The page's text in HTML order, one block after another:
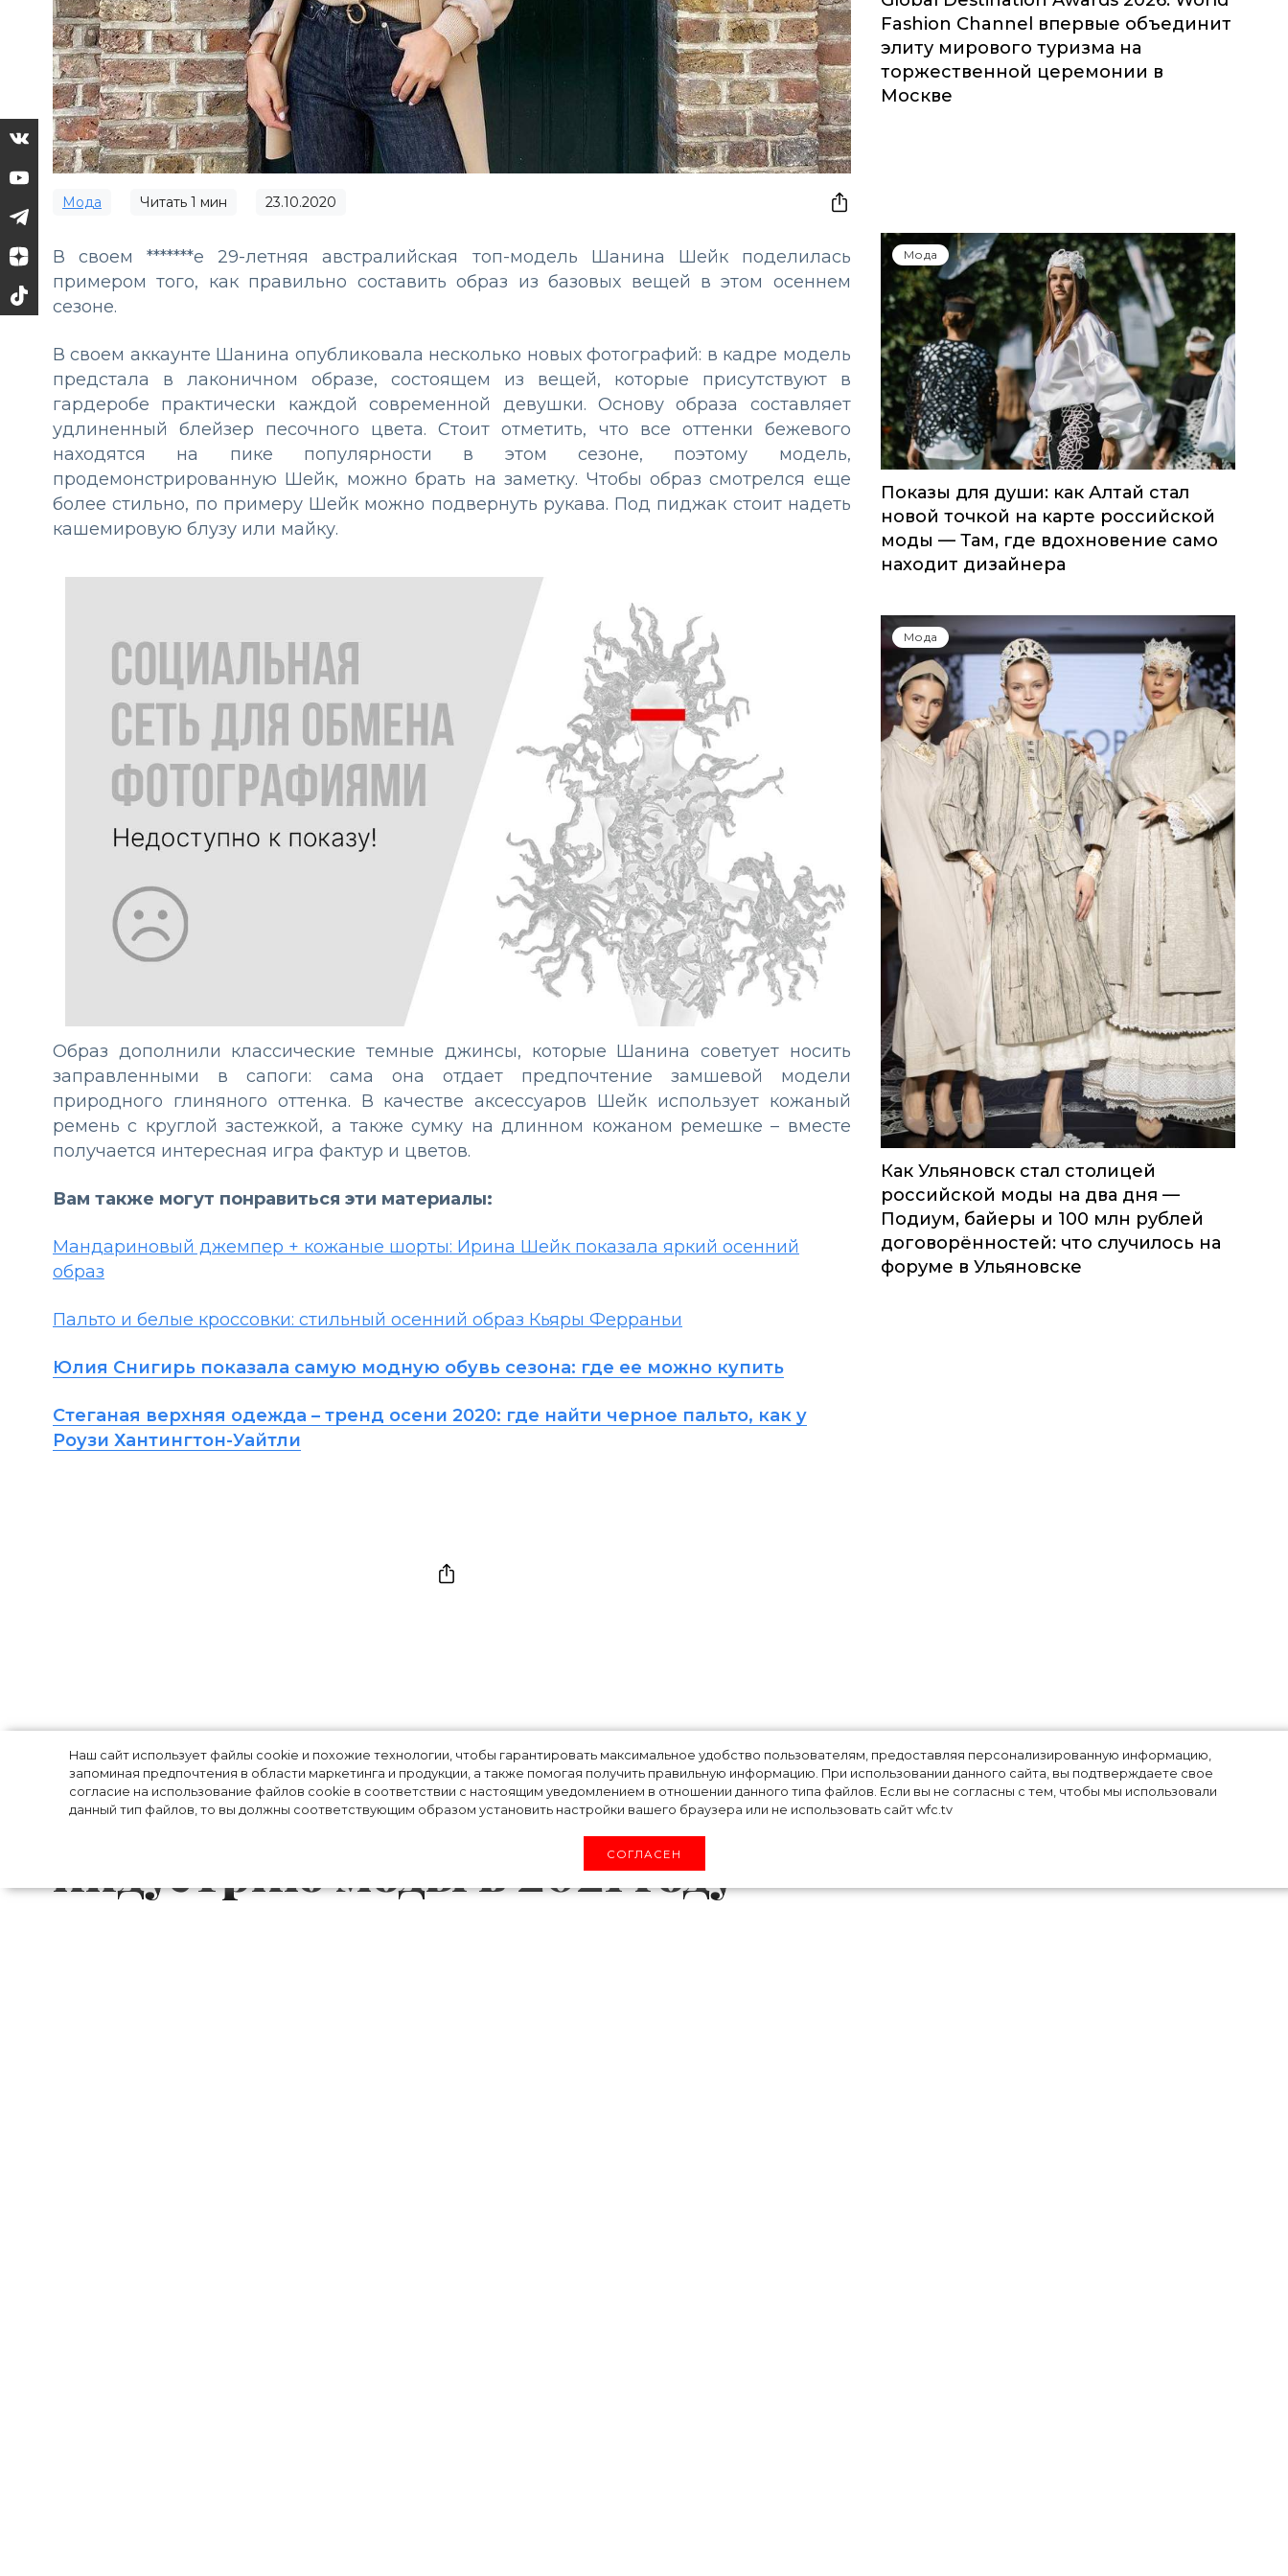
Наш сайт использует файлы cookie и похожие технологии, чтобы гарантировать максимальное удобство пользователям, предоставляя персонализированную информацию,
запоминая предпочтения в области маркетинга и продукции, а также помогая получить правильную информацию. При использовании данного сайта, вы подтверждаете свое
согласие на использование файлов cookie в соответствии с настоящим уведомлением в отношении данного типа файлов. Если вы не согласны с тем, чтобы мы использовали
данный тип файлов, то вы должны соответствующим образом установить настройки вашего браузера или не использовать сайт wfc.tv
СОГЛАСЕН
Мода Читать 1 мин 23.10.2020
В своем *******е 29-летняя австралийская топ-модель Шанина Шейк поделилась
примером того, как правильно составить образ из базовых вещей в этом осеннем
сезоне.
В своем аккаунте Шанина опубликовала несколько новых фотографий: в кадре модель
предстала в лаконичном образе, состоящем из вещей, которые присутствуют в
гардеробе практически каждой современной девушки. Основу образа составляет
удлиненный блейзер песочного цвета. Стоит отметить, что все оттенки бежевого
находятся на пике популярности в этом сезоне, поэтому модель,
продемонстрированную Шейк, можно брать на заметку. Чтобы образ смотрелся еще
более стильно, по примеру Шейк можно подвернуть рукава. Под пиджак стоит надеть
кашемировую блузу или майку.
Образ дополнили классические темные джинсы, которые Шанина советует носить
заправленными в сапоги: сама она отдает предпочтение замшевой модели
природного глиняного оттенка. В качестве аксессуаров Шейк использует кожаный
ремень с круглой застежкой, а также сумку на длинном кожаном ремешке – вместе
получается интересная игра фактур и цветов.
Вам также могут понравиться эти материалы:
Мандариновый джемпер + кожаные шорты: Ирина Шейк показала яркий осенний
образ
Пальто и белые кроссовки: стильный осенний образ Кьяры Ферраньи
Юлия Снигирь показала самую модную обувь сезона: где ее можно купить
Стеганая верхняя одежда – тренд осени 2020: где найти черное пальто, как у
Роузи Хантингтон-Уайтли
Fashion Channel впервые объединит
элиту мирового туризма на
торжественной церемонии в
Москве
Мода
Показы для души: как Алтай стал
новой точкой на карте российской
моды — Там, где вдохновение само
находит дизайнера
Мода
Как Ульяновск стал столицей
российской моды на два дня —
Подиум, байеры и 100 млн рублей
договорённостей: что случилось на
форуме в Ульяновске
Долгий путь к восстановлению:
эксперты рассказали, что ждет
индустрию моды в 2021 году